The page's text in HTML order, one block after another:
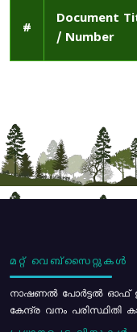
#
Document
/ Number
മറ്റ് വെബ്സൈറ്റുകൾ
നാഷണൽ പോർട്ടൽ ഓഫ്
കേന്ദ്ര വനം പരിസ്ഥിതി